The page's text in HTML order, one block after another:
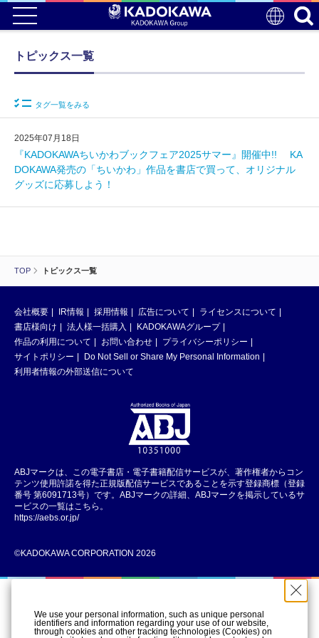
TOP トピックス一覧
トピックス一覧
タグ一覧をみる
2025年07月18日
『KADOKAWAちいかわブックフェア2025サマー』開催中!! KA
DOKAWA発売の「ちいかわ」作品を書店で買って、オリジナル
グッズに応募しよう！
会社概要 IR情報 採用情報 広告について
ライセンスについて
書店様向け
法人様一括購入
KADOKAWAグループ
作品の利用について
お問い合わせ
プライバシーポリシー
サイトポリシー
Do Not Sell or Share My Personal Information
利用者情報の外部送信について
ABJマークは、この電子書店・電子書籍配信サービスが、著作権者からコン
テンツ使用許諾を得た正規版配信サービスであることを示す登録商標（登録
番号 第6091713号）です。ABJマークの詳細、ABJマークを掲示しているサ
ービスの一覧はこちら。
https://aebs.or.jp/
©KADOKAWA CORPORATION 2026
We use your personal information, such as unique personal
identifiers and information regarding your use of our website,
through cookies and other tracking technologies (Cookies) on